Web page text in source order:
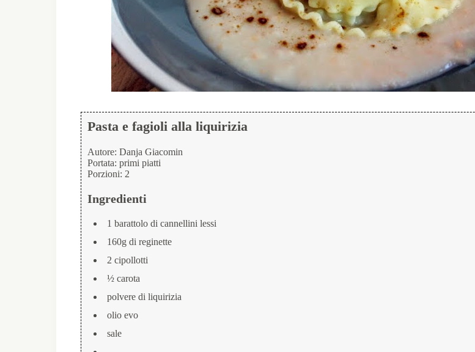
Pasta e fagioli alla liquirizia
Autore: Danja Giacomin
Portata: primi piatti
Porzioni: 2
Ingredienti
1 barattolo di cannellini lessi
160g di reginette
2 cipollotti
½ carota
polvere di liquirizia
olio evo
sale